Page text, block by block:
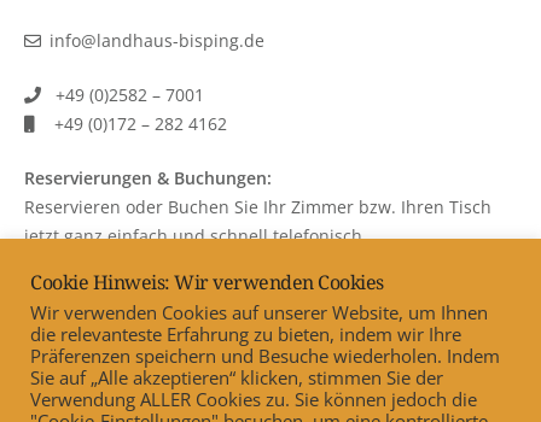
info@landhaus-bisping.de
+49 (0)2582 – 7001
+49 (0)172 – 282 4162
Reservierungen & Buchungen:
Reservieren oder Buchen Sie Ihr Zimmer bzw. Ihren Tisch
jetzt ganz einfach und schnell telefonisch.
AGB Datenschutzerklärung Impressum
Cookie Hinweis: Wir verwenden Cookies
Wir verwenden Cookies auf unserer Website, um Ihnen
die relevanteste Erfahrung zu bieten, indem wir Ihre
Präferenzen speichern und Besuche wiederholen. Indem
Sie auf „Alle akzeptieren“ klicken, stimmen Sie der
Verwendung ALLER Cookies zu. Sie können jedoch die